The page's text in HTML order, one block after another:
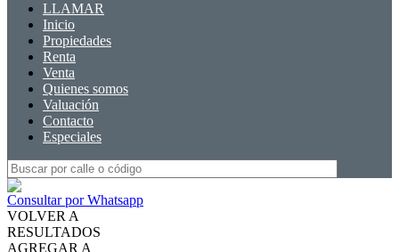
LLAMAR
Inicio
Propiedades
Renta
Venta
Quienes somos
Valuación
Contacto
Especiales
Consultar por Whatsapp
VOLVER A
RESULTADOS
AGREGAR A